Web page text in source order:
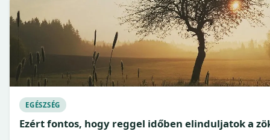
EGÉSZSÉG
Ezért fontos, hogy reggel időben elinduljatok a